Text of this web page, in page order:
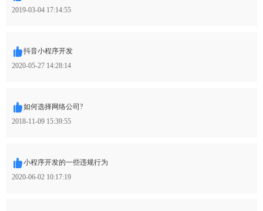
2019-03-04 17:14:55
抖音小程序开发
2020-05-27 14:28:14
如何选择网络公司?
2018-11-09 15:39:55
小程序开发的一些违规行为
2020-06-02 10:17:19